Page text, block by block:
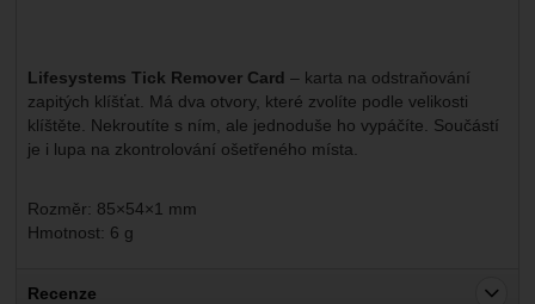
Lifesystems Tick Remover Card – karta na odstraňování
zapitých klíšťat. Má dva otvory, které zvolíte podle velikosti
klíštěte. Nekroutíte s ním, ale jednoduše ho vypáčíte. Součástí
je i lupa na zkontrolování ošetřeného místa.
Rozměr: 85×54×1 mm
Hmotnost: 6 g
Recenze